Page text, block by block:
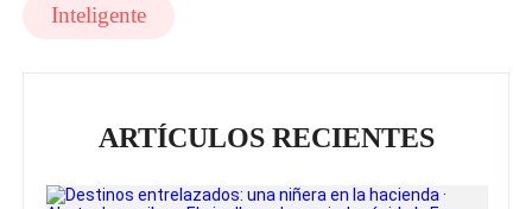
Inteligente
ARTÍCULOS RECIENTES